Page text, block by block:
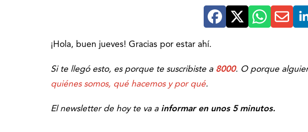
¡Hola, buen jueves! Gracias por estar ahí.
Si te llegó esto, es porque te suscribiste a 8000. O porque
quiénes somos, qué hacemos y por qué.
El newsletter de hoy te va a informar en unos 5 minutos.